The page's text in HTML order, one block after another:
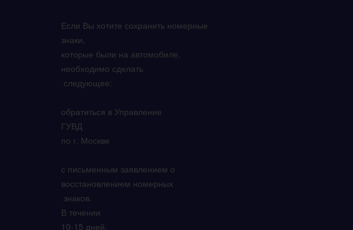
Если Вы хотите сохранить номерные
знаки,
которые были на автомобиле,
необходимо сделать
следующее:
обратиться в Управление
ГУВД
по г. Москве
с письменным заявлением о
восстановлением номерных
знаков.
В течении
10-15 дней,